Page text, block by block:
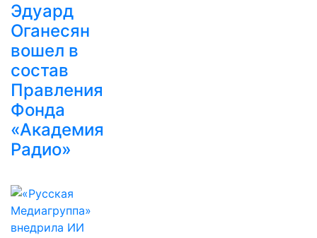
Эдуард
Оганесян
вошел в
состав
Правления
Фонда
«Академия
Радио»